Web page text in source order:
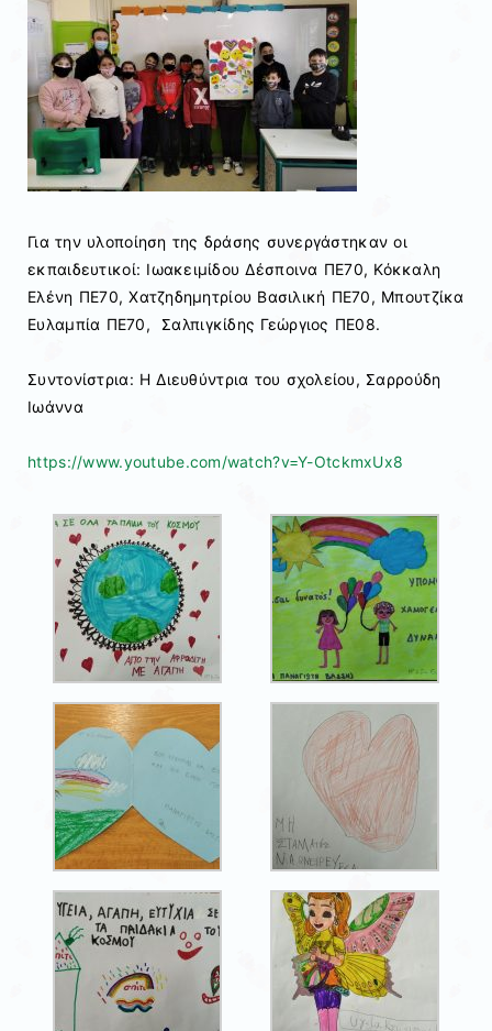
Για την υλοποίηση της δράσης συνεργάστηκαν οι
εκπαιδευτικοί: Ιωακειμίδου Δέσποινα ΠΕ70, Κόκκαλη
Ελένη ΠΕ70, Χατζηδημητρίου Βασιλική ΠΕ70, Μπουτζίκα
Ευλαμπία ΠΕ70, Σαλπιγκίδης Γεώργιος ΠΕ08.
Συντονίστρια: Η Διευθύντρια του σχολείου, Σαρρούδη
Ιωάννα
https://www.youtube.com/watch?v=Y-OtckmxUx8